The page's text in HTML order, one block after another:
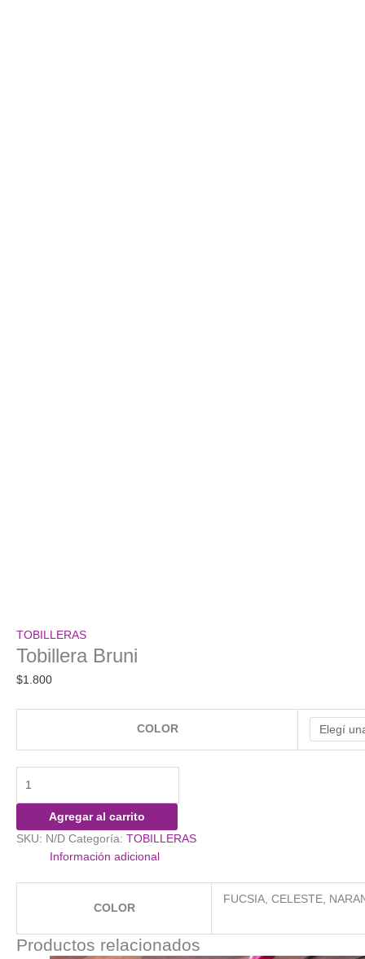
TOBILLERAS
Tobillera Bruni
$1.800
COLOR
Bruni
cantidadAgregar al carrito
SKU: N/D Categoría: TOBILLERAS
Información adicional
COLOR
FUCSIA, CELESTE,
Productos relacionados